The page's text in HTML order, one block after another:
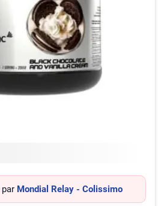
par Mondial Relay - Colissimo